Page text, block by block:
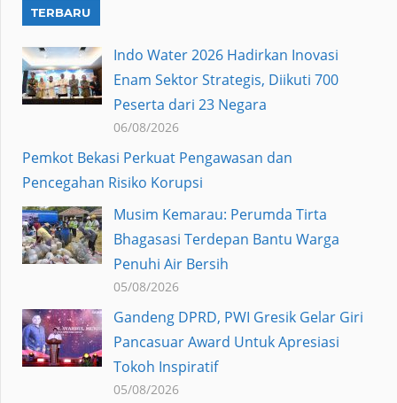
TERBARU
Indo Water 2026 Hadirkan Inovasi
Enam Sektor Strategis, Diikuti 700
Peserta dari 23 Negara
06/08/2026
Pemkot Bekasi Perkuat Pengawasan dan
Pencegahan Risiko Korupsi
Musim Kemarau: Perumda Tirta
Bhagasasi Terdepan Bantu Warga
Penuhi Air Bersih
05/08/2026
Gandeng DPRD, PWI Gresik Gelar Giri
Pancasuar Award Untuk Apresiasi
Tokoh Inspiratif
05/08/2026